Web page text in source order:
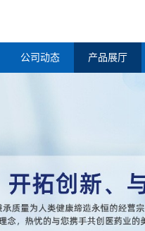
公司动态 产品展厅